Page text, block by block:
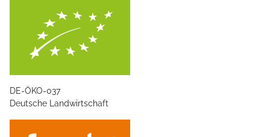
DE-ÖKO-037
Deutsche Landwirtschaft